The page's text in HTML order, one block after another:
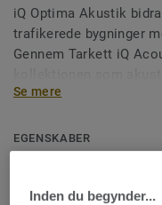
iQ Optima Akustik
trafikerede bygninger
Gennem Tarkett iQ
højtrafikerede miljøer
sundhedsinstitutioner.
vedligeholdelse som
Se mere
EGENSKABER
16 dB
Inden du begynder...